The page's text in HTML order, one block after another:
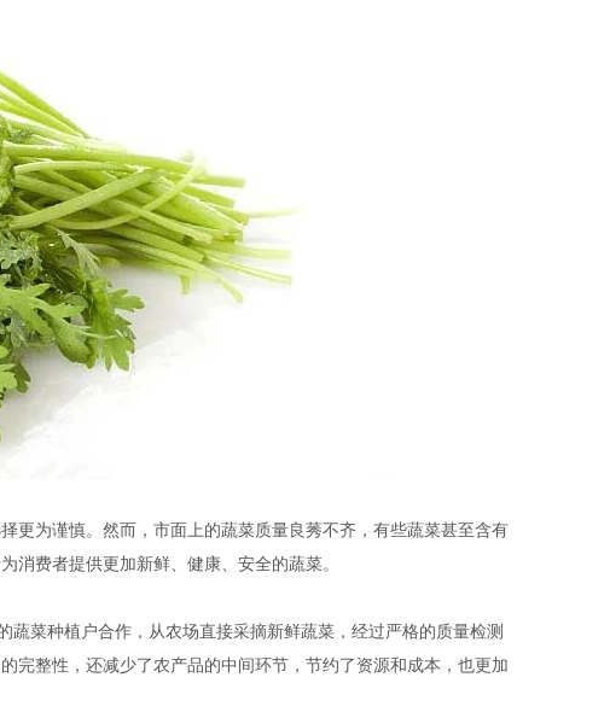
更为谨慎。然而，市面上的蔬菜质量良莠不齐，有些蔬菜甚至含有
消费者提供更加新鲜、健康、安全的蔬菜。
蔬菜种植户合作，从农场直接采摘新鲜蔬菜，经过严格的质量检测
完整性，还减少了农产品的中间环节，节约了资源和成本，也更加